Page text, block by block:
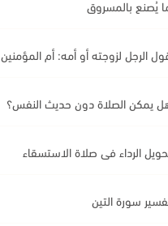
يُصنع بالمسروق
الرجل لزوجته أو أمه: أم المؤمنين
يمكن الصلاة دون حديث النفس؟
الرداء في صلاة الاستسقاء
سورة التين